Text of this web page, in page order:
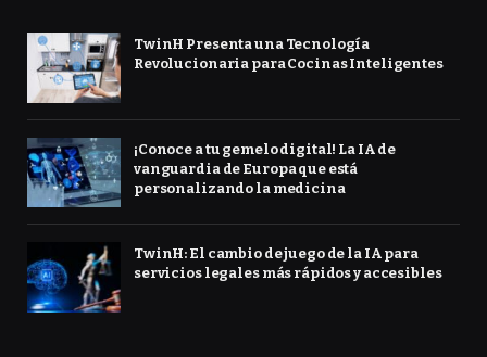
TwinH Presenta una Tecnología
Revolucionaria para Cocinas Inteligentes
¡Conoce a tu gemelo digital! La IA de
vanguardia de Europa que está
personalizando la medicina
TwinH: El cambio de juego de la IA para
servicios legales más rápidos y accesibles